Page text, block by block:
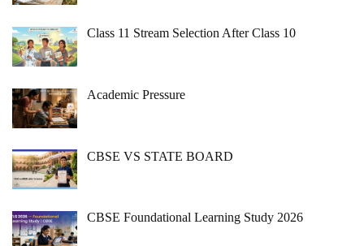
Class 11 Stream Selection After Class 10
Academic Pressure
CBSE VS STATE BOARD
CBSE Foundational Learning Study 2026